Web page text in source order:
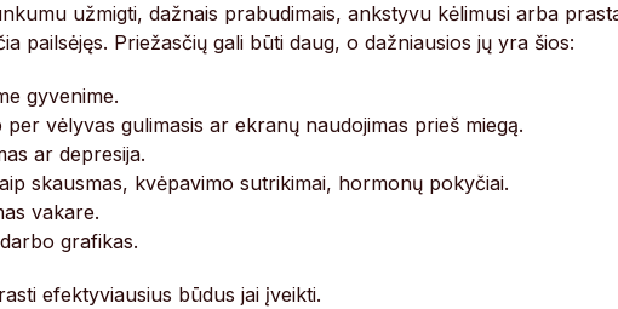
užmigti, dažnais prabudimais, ankstyvu kėlimusi arba
pailsėjęs. Priežasčių gali būti daug, o dažniausios jų yra šios:
gyvenime.
vėlyvas gulimasis ar ekranų naudojimas prieš miegą.
ar depresija.
skausmas, kvėpavimo sutrikimai, hormonų pokyčiai.
vakare.
grafikas.
efektyviausius būdus jai įveikti.